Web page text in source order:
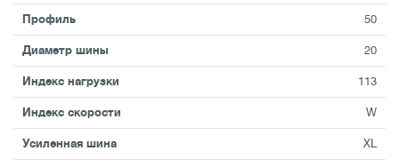
Профиль 50
Диаметр шины 20
Индекс нагрузки 113
Индекс скорости W
Усиленная шина XL